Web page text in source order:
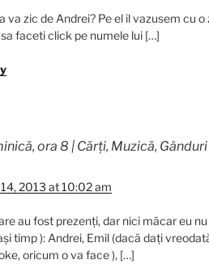
va zic de Andrei? Pe el il vazusem cu
faceti click pe numele lui […]
ora 8 | Cărți, Muzică,
2013 at 10:02 am
au fost prezenți, dar nici măcar eu
timp ): Andrei, Emil (dacă dați
oricum o va face ), […]